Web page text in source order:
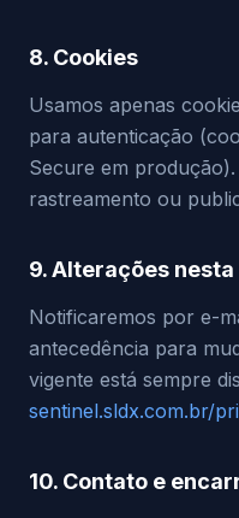
8. Cookies
Usamos apenas
para autenticação
Secure em
rastreamento ou
9. Alterações
Notificaremos por e-
antecedência para
vigente está sempre
sentinel.sldx.com.br/
10. Contato e